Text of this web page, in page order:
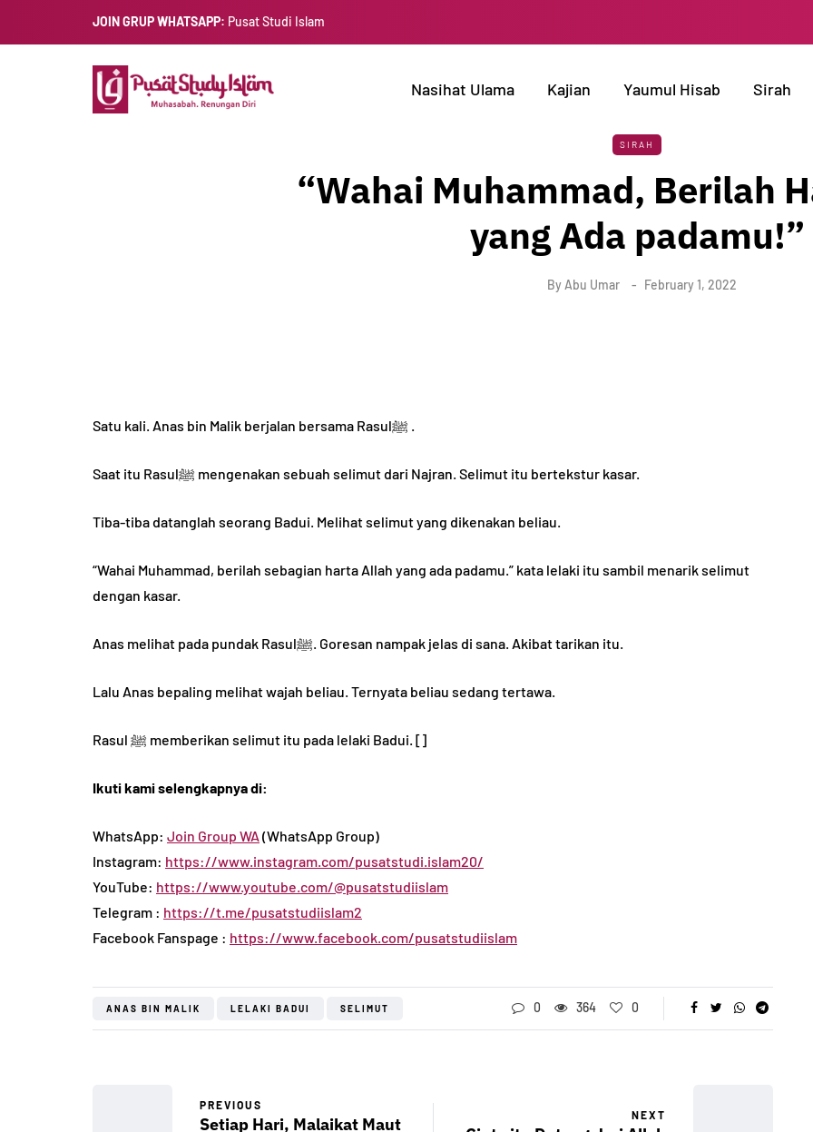
JOIN GRUP WHATSAPP: Pusat Studi Islam
Nasihat Ulama Kajian Yaumul Hisab Sirah
SIRAH
“Wahai Muhammad, Berilah
yang Ada padamu!”
By Abu Umar February 1, 2022
Satu kali. Anas bin Malik berjalan bersama Rasulﷺ .
Saat itu Rasulﷺ mengenakan sebuah selimut dari Najran. Selimut itu bertekstur kasar.
Tiba-tiba datanglah seorang Badui. Melihat selimut yang dikenakan beliau.
“Wahai Muhammad, berilah sebagian harta Allah yang ada padamu.” kata lelaki itu sambil menarik selimut
dengan kasar.
Anas melihat pada pundak Rasulﷺ. Goresan nampak jelas di sana. Akibat tarikan itu.
Lalu Anas bepaling melihat wajah beliau. Ternyata beliau sedang tertawa.
Rasul ﷺ memberikan selimut itu pada lelaki Badui. []
Ikuti kami selengkapnya di:
WhatsApp: Join Group WA(WhatsApp Group)
Instagram: https://www.instagram.com/pusatstudi.islam20/
YouTube: https://www.youtube.com/@pusatstudiislam
Telegram : https://t.me/pusatstudiislam2
Facebook Fanspage : https://www.facebook.com/pusatstudiislam
ANAS BIN MALIK LELAKI BADUI SELIMUT 0 364 0
PREVIOUS
Setiap Hari, Malaikat Maut
NEXT
dan Ciri Fisik
bin Khattab
Akhlak yang Baik dan
Penjelasannya